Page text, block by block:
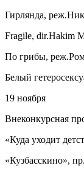
Гирлянда,
Fragile, dir.Hakim
По грибы,
Белый
19 ноября
Внеконкурсная
«Куда уходит
«Кузбасскино»,